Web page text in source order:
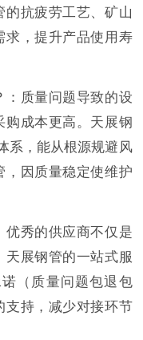
抗疲劳工艺、矿山
求，提升产品使用寿
：质量问题导致的设
购成本更高。天展钢
系，能从根源规避风
，因质量稳定使维护
优秀的供应商不仅是
天展钢管的一站式服
（质量问题包退包
支持，减少对接环节